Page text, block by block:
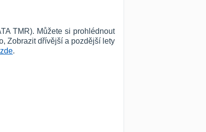
TMR). Můžete si prohlédnout
Zobrazit dřívější a pozdější lety
.